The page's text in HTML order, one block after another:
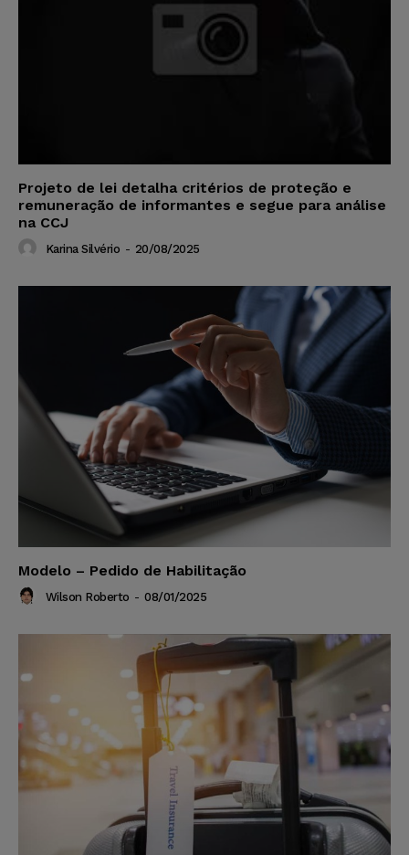
Projeto de lei detalha critérios de proteção e
remuneração de informantes e segue para análise
na CCJ
Karina Silvério - 20/08/2025
Modelo – Pedido de Habilitação
Wilson Roberto - 08/01/2025